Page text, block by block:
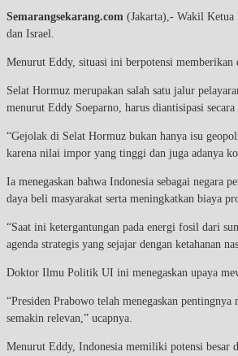
Semarangsekarang.com (Jakarta),- Wakil Ketua
dan Israel.
Menurut Eddy, situasi ini berpotensi memberikan
Selat Hormuz merupakan salah satu jalur
menurut Eddy Soeparno, harus diantisipasi secara
“Gejolak di Selat Hormuz bukan hanya isu
karena nilai impor yang tinggi dan juga adanya
Ia menegaskan bahwa Indonesia sebagai negara
daya beli masyarakat serta meningkatkan biaya
“Saat ini ketergantungan pada energi fosil dari
agenda strategis yang sejajar dengan ketahanan
Doktor Ilmu Politik UI ini menegaskan upaya
“Presiden Prabowo telah menegaskan
semakin relevan,” ucapnya.
Menurut Eddy, Indonesia memiliki potensi besar